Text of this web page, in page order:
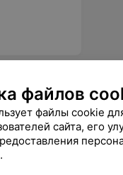
файлов
файлы cookie
сайта, его